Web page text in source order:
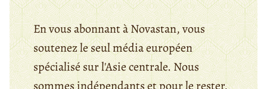
En vous abonnant à Novastan, vous
soutenez le seul média européen
spécialisé sur l'Asie centrale. Nous